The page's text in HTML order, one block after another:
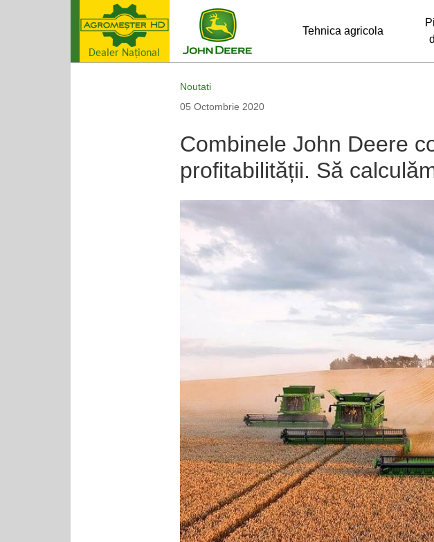
Dealer Naţional
Tehnica agricola
Noutati
05 Octombrie 2020
Combinele John Deere
profitabilității. Să